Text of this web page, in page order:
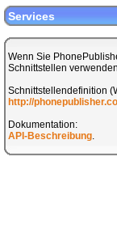
Services
Wenn Sie
Schnittstellen
Schnittstellendefinition
http://
Dokumentation:
API-Beschreibung.